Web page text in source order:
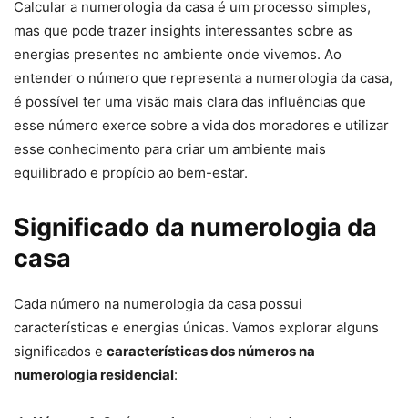
Calcular a numerologia da casa é um processo simples,
mas que pode trazer insights interessantes sobre as
energias presentes no ambiente onde vivemos. Ao
entender o número que representa a numerologia da casa,
é possível ter uma visão mais clara das influências que
esse número exerce sobre a vida dos moradores e utilizar
esse conhecimento para criar um ambiente mais
equilibrado e propício ao bem-estar.
Significado da numerologia da
casa
Cada número na numerologia da casa possui
características e energias únicas. Vamos explorar alguns
significados e características dos números na
numerologia residencial: